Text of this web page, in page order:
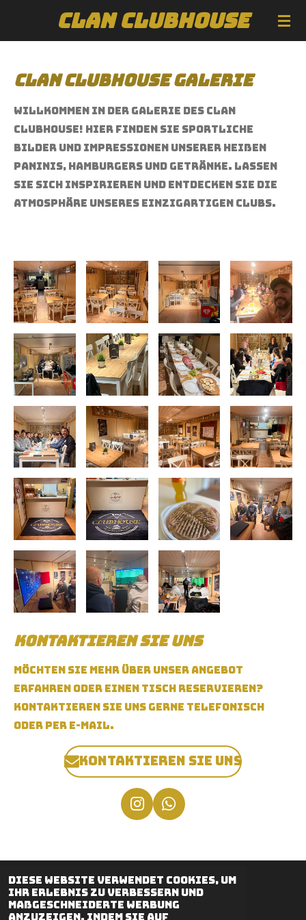
Diese Website verwendet Cookies, um
Ihr Erlebnis zu verbessern und
maßgeschneiderte Werbung
anzuzeigen. Indem Sie auf
CLAN CLUBHOUSE
CLAN Clubhouse Galerie
Willkommen in der Galerie des CLAN
Clubhouse! Hier finden Sie sportliche
Bilder und Impressionen unserer heißen
Paninis, Hamburgers und Getränke. Lassen
Sie sich inspirieren und entdecken Sie die
Atmosphäre unseres einzigartigen Clubs.
Kontaktieren Sie uns
Möchten Sie mehr über unser Angebot
erfahren oder einen Tisch reservieren?
Kontaktieren Sie uns gerne telefonisch
oder per E-Mail.
Kontaktieren Sie uns
I
n
g
r
a
W
h
A
p
p
© 2025 - 2026 CLAN Clubhouse
Mit Unterstützung vonWebador